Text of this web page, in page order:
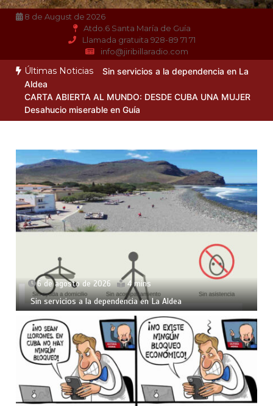
8 de August de 2026
Atdo.6 Santa María de Guía
Llamada gratuita 928-89 71 71
info@jiribillaradio.com
Últimas Noticias
Sin servicios a la dependencia en La
Aldea
CARTA ABIERTA AL MUNDO: DESDE CUBA UNA MUJER
Desahucio miserable en Guía
6 de agosto de 2026 4 mins
Sin servicios a la dependencia en La Aldea